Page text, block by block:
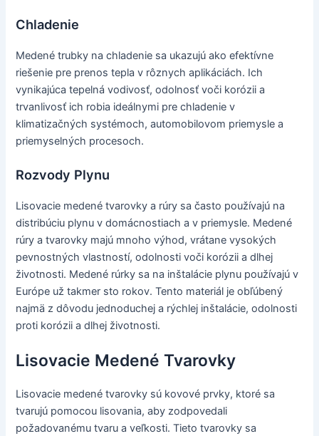
Chladenie
Medené trubky na chladenie sa ukazujú ako efektívne
riešenie pre prenos tepla v rôznych aplikáciách. Ich
vynikajúca tepelná vodivosť, odolnosť voči korózii a
trvanlivosť ich robia ideálnymi pre chladenie v
klimatizačných systémoch, automobilovom priemysle a
priemyselných procesoch.
Rozvody Plynu
Lisovacie medené tvarovky a rúry sa často používajú na
distribúciu plynu v domácnostiach a v priemysle. Medené
rúry a tvarovky majú mnoho výhod, vrátane vysokých
pevnostných vlastností, odolnosti voči korózii a dlhej
životnosti. Medené rúrky sa na inštalácie plynu používajú v
Európe už takmer sto rokov. Tento materiál je obľúbený
najmä z dôvodu jednoduchej a rýchlej inštalácie, odolnosti
proti korózii a dlhej životnosti.
Lisovacie Medené Tvarovky
Lisovacie medené tvarovky sú kovové prvky, ktoré sa
tvarujú pomocou lisovania, aby zodpovedali
požadovanému tvaru a veľkosti. Tieto tvarovky sa